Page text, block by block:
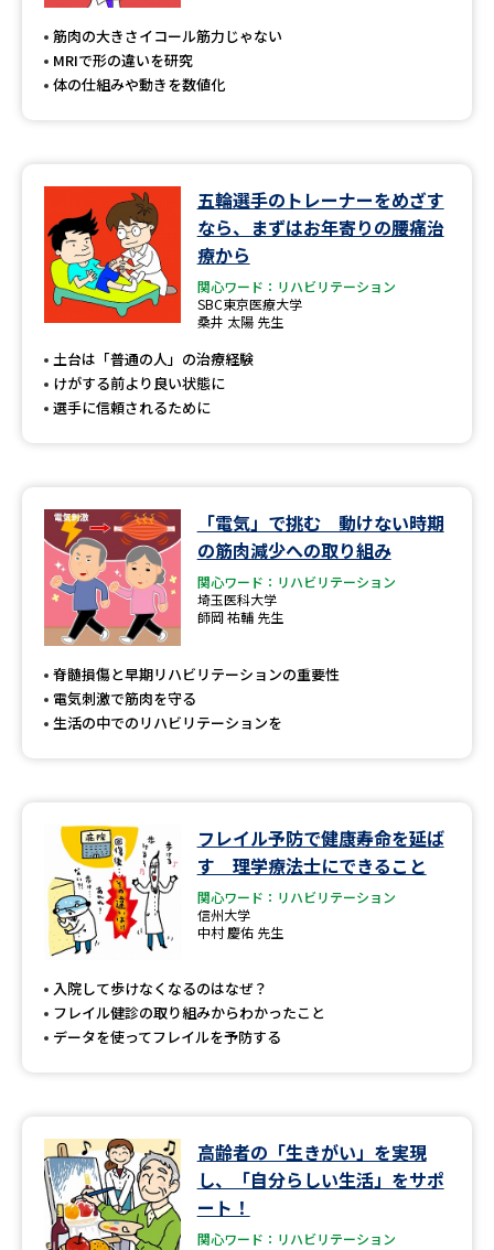
筋肉の大きさイコール筋力じゃない
MRIで形の違いを研究
体の仕組みや動きを数値化
五輪選手のトレーナーをめざす
なら、まずはお年寄りの腰痛治
療から
関心ワード：リハビリテーション
SBC東京医療大学
桑井 太陽 先生
土台は「普通の人」の治療経験
けがする前より良い状態に
選手に信頼されるために
「電気」で挑む 動けない時期
の筋肉減少への取り組み
関心ワード：リハビリテーション
埼玉医科大学
師岡 祐輔 先生
脊髄損傷と早期リハビリテーションの重要性
電気刺激で筋肉を守る
生活の中でのリハビリテーションを
フレイル予防で健康寿命を延ば
す 理学療法士にできること
関心ワード：リハビリテーション
信州大学
中村 慶佑 先生
入院して歩けなくなるのはなぜ？
フレイル健診の取り組みからわかったこと
データを使ってフレイルを予防する
高齢者の「生きがい」を実現
し、「自分らしい生活」をサポ
ート！
関心ワード：リハビリテーション